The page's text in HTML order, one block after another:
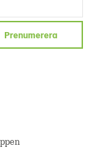
Prenumerera